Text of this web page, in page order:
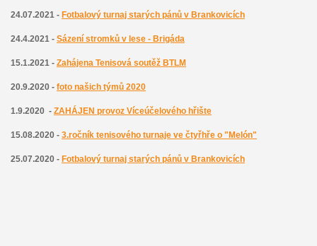
24.07.2021 - Fotbalový turnaj starých pánů v Brankovicích
24.4.2021 - Sázení stromků v lese - Brigáda
15.1.2021 - Zahájena Tenisová soutěž BTLM
20.9.2020 - foto našich týmů 2020
1.9.2020 - ZAHÁJEN provoz Víceúčelového hřište
15.08.2020 - 3.ročník tenisového turnaje ve čtyřhře o "Melón"
25.07.2020 - Fotbalový turnaj starých pánů v Brankovicích